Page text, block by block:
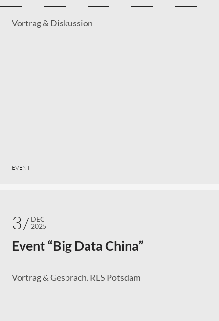
Vortrag & Diskussion
EVENT
3
DEC
2025
Event “Big Data China”
Vortrag & Gespräch. RLS Potsdam